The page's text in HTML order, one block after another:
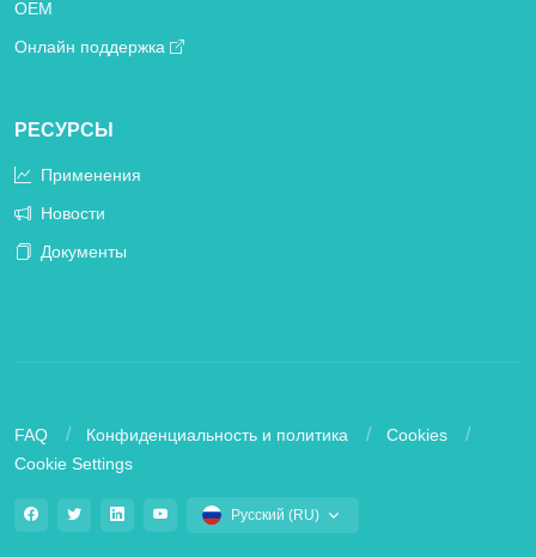
OEM
Онлайн поддержка
РЕСУРСЫ
Применения
Новости
Документы
FAQ Конфиденциальность и политика
Cookies
Cookie Settings
Русский (RU)